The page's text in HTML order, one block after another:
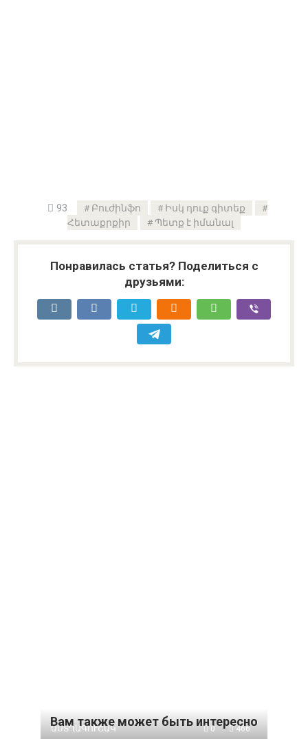
93 Բուժինֆո
Իսկ դուք գիտեք
Հետաքրքիր
Պետք է իմանալ
Понравилась статья? Поделиться с
друзьями:
Вам также может быть интересно
ԱՍՏՂԱԳՈՒՇԱԿ 0 466